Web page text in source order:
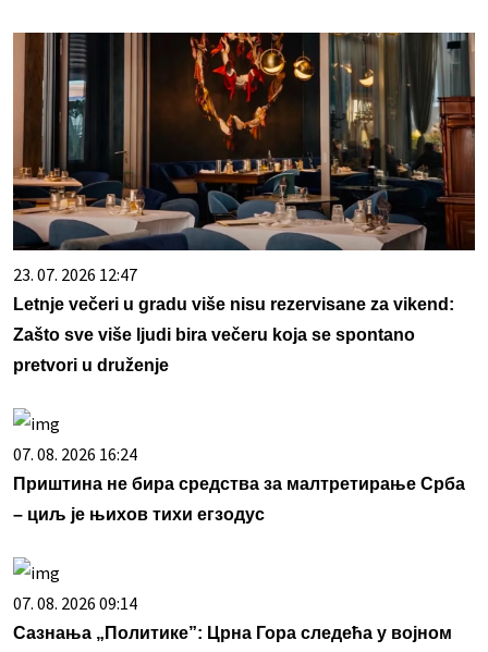
23. 07. 2026 12:47
Letnje večeri u gradu više nisu rezervisane za vikend:
Zašto sve više ljudi bira večeru koja se spontano
pretvori u druženje
07. 08. 2026 16:24
Приштина не бира средства за малтретирање Срба
– циљ је њихов тихи егзодус
07. 08. 2026 09:14
Сазнања „Политике”: Црна Гора следећа у војном